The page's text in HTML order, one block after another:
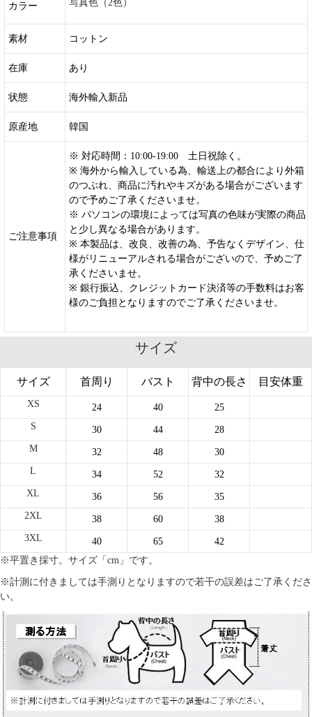
カラー 写真色（2色）
素材 コットン
在庫 あり
状態 海外輸入新品
原産地 韓国
ご注意事項
※ 対応時間：10:00-19:00 土日祝除く。
※ 海外から輸入している為、輸送上の都合により外箱
のつぶれ、商品に汚れやキズがある場合がございます
ので予めご了承くださいませ。
※ パソコンの環境によっては写真の色味が実際の商品
と少し異なる場合があります。
※ 本製品は、改良、改善の為、予告なくデザイン、仕
様がリニューアルされる場合がございので、予めご了
承くださいませ。
※ 銀行振込、クレジットカード決済等の手数料はお客
様のご負担となりますのでご了承くださいませ。
サイズ
サイズ 首周り バスト 背中の長さ 目安体重
XS 24 40
25
S
30 44
28
M
32 48
30
L
34 52
32
XL
36 56
35
2XL
38 60
38
3XL
40 65
42
※平置き採寸。サイズ「cm」です。
※計測に付きましては手測りとなりますので若干の誤差はご了承くださ
い。